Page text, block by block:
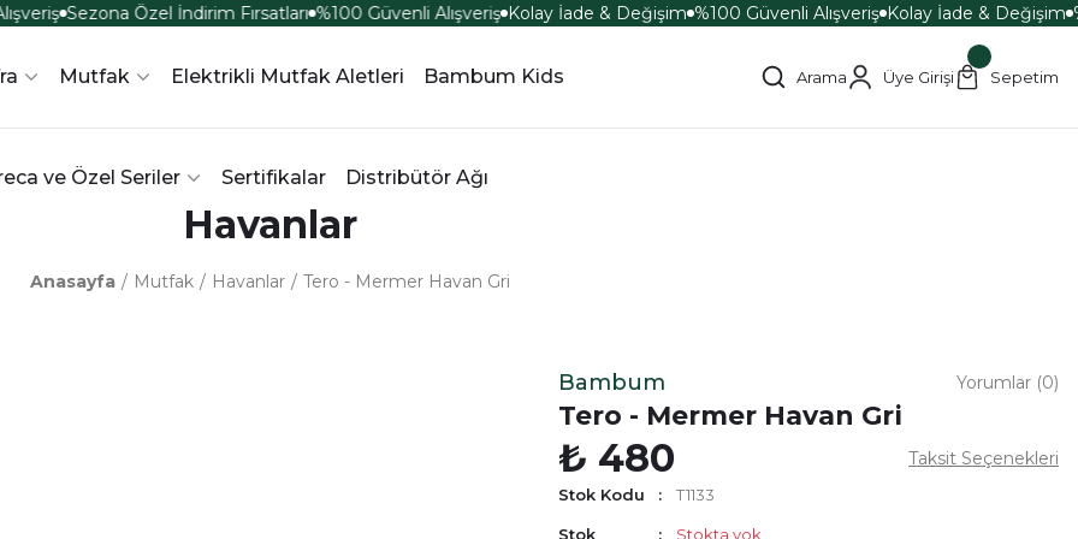
Sezona Özel İndirim Fırsatları %100 Güvenli Alışveriş Kolay İade & Değişim %100 Güvenli Alışveriş Kolay İade & Değişim
Mutfak Elektrikli Mutfak Aletleri Bambum Kids
ve Özel Seriler Sertifikalar Distribütör Ağı
Arama Üye Girişi Sepetim
Havanlar
Anasayfa Mutfak Havanlar Tero - Mermer Havan Gri
Bambum Yorumlar (0)
Tero - Mermer Havan Gri
₺ 480 Taksit Seçenekleri
Stok Kodu T1133
Stok
Stokta yok